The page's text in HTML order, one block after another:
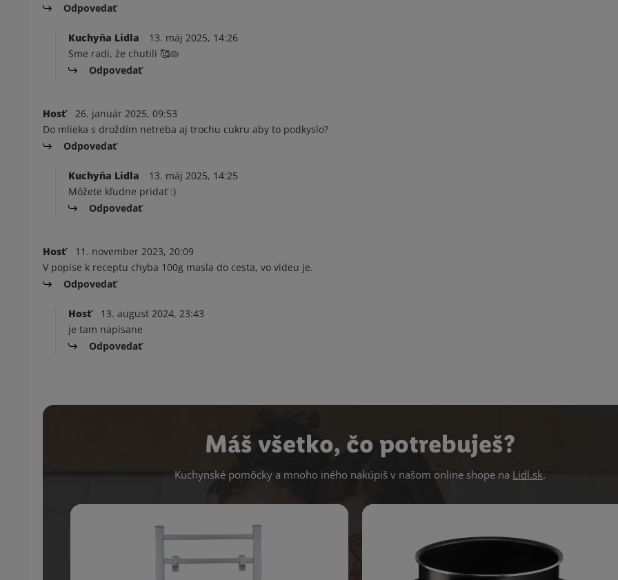
Odpovedať
Kuchyňa Lidla
13. máj 2025, 14:26
Sme radi, že chutili 🥰🥧
Odpovedať
Hosť
26. január 2025, 09:53
Do mlieka s droždím netreba aj trochu cukru aby to podkyslo?
Odpovedať
Kuchyňa Lidla
13. máj 2025, 14:25
Môžete kľudne pridať :)
Odpovedať
Hosť
11. november 2023, 20:09
V popise k receptu chyba 100g masla do cesta, vo videu je.
Odpovedať
Hosť
13. august 2024, 23:43
je tam napísane
Odpovedať
Máš všetko, čo potrebuješ?
Kuchynské pomôcky a mnoho iného nakúpiš v našom online shope na Lidl.sk.